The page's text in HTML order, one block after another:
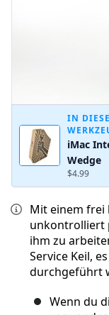
IN
iMac
Wedge
$4.99
Mit einem frei
unkontrolliert
ihm zu
Service Keil,
durchgeführt
Wenn du